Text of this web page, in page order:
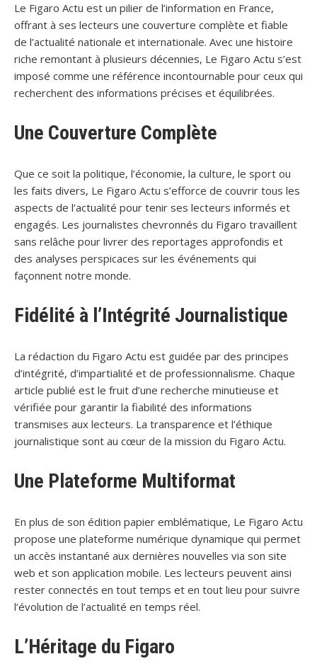
Le Figaro Actu est un pilier de l’information en France,
offrant à ses lecteurs une couverture complète et fiable
de l’actualité nationale et internationale. Avec une histoire
riche remontant à plusieurs décennies, Le Figaro Actu s’est
imposé comme une référence incontournable pour ceux qui
recherchent des informations précises et équilibrées.
Une Couverture Complète
Que ce soit la politique, l’économie, la culture, le sport ou
les faits divers, Le Figaro Actu s’efforce de couvrir tous les
aspects de l’actualité pour tenir ses lecteurs informés et
engagés. Les journalistes chevronnés du Figaro travaillent
sans relâche pour livrer des reportages approfondis et
des analyses perspicaces sur les événements qui
façonnent notre monde.
Fidélité à l’Intégrité Journalistique
La rédaction du Figaro Actu est guidée par des principes
d’intégrité, d’impartialité et de professionnalisme. Chaque
article publié est le fruit d’une recherche minutieuse et
vérifiée pour garantir la fiabilité des informations
transmises aux lecteurs. La transparence et l’éthique
journalistique sont au cœur de la mission du Figaro Actu.
Une Plateforme Multiformat
En plus de son édition papier emblématique, Le Figaro Actu
propose une plateforme numérique dynamique qui permet
un accès instantané aux dernières nouvelles via son site
web et son application mobile. Les lecteurs peuvent ainsi
rester connectés en tout temps et en tout lieu pour suivre
l’évolution de l’actualité en temps réel.
L’Héritage du Figaro